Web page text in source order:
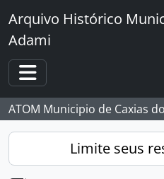
Skip to main content
Arquivo Histórico
Adami
Toggle navigation
ATOM Municipio de Caxias
Limite seus